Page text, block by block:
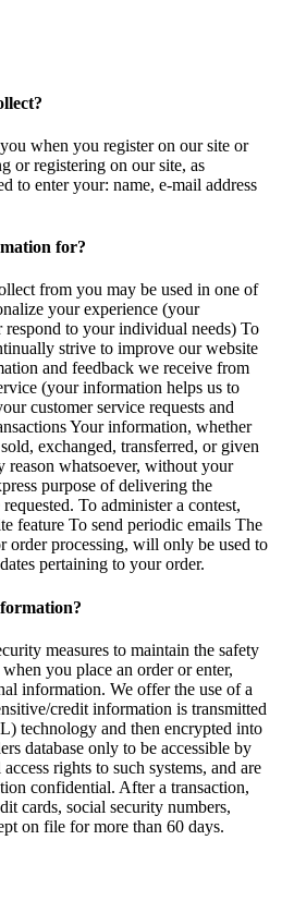
when you register on our site or
or registering on our site, as
to enter your: name, e-mail address
for?
from you may be used in one of
your experience (your
to your individual needs) To
strive to improve our website
and feedback we receive from
(your information helps us to
customer service requests and
Your information, whether
exchanged, transferred, or given
reason whatsoever, without your
purpose of delivering the
To administer a contest,
feature To send periodic emails The
order processing, will only be used to
pertaining to your order.
measures to maintain the safety
you place an order or enter,
information. We offer the use of a
credit information is transmitted
technology and then encrypted into
database only to be accessible by
rights to such systems, and are
confidential. After a transaction,
cards, social security numbers,
on file for more than 60 days.